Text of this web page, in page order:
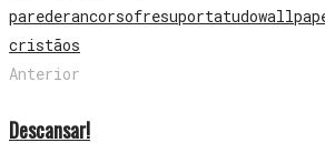
parederancorsofresuportatudo
cristãos
Anterior
Descansar!